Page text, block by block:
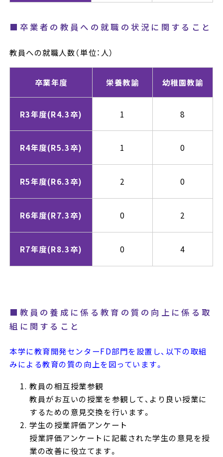
■卒業者の教員への就職の状況に関すること
教員への就職人数（単位：人）
卒業年度 栄養教諭 幼稚園教諭
R3年度(R4.3卒) 1 8
R4年度(R5.3卒) 1 0
R5年度(R6.3卒) 2 0
R6年度(R7.3卒) 0 2
R7年度(R8.3卒) 0 4
■教員の養成に係る教育の質の向上に係る取
組に関すること
本学に教育開発センターFD部門を設置し、以下の取組
みによる教育の質の向上を図っています。
教員の相互授業参観
教員がお互いの授業を参観して、より良い授業に
するための意見交換を行います。
学生の授業評価アンケート
授業評価アンケートに記載された学生の意見を授
業の改善に役立てます。